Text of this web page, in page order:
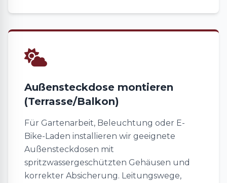
Außensteckdose montieren
(Terrasse/Balkon)
Für Gartenarbeit, Beleuchtung oder E-
Bike-Laden installieren wir geeignete
Außensteckdosen mit
spritzwassergeschützten Gehäusen und
korrekter Absicherung. Leitungswege,